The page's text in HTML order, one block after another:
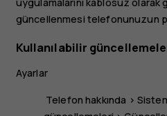
güncellenmesi telefonunuzun
Kullanılabilir
Ayarlar
Telefon hakkında >